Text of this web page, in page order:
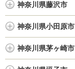
神奈川県藤沢市
神奈川県小田原市
神奈川県茅ヶ崎市